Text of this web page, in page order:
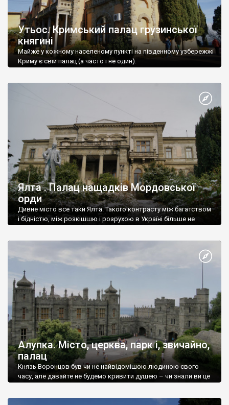
Утьос. Кримський палац грузинської
княгині
Майже у кожному населеному пункті на південному узбережжі
Криму є свій палац (а часто і не один).
Ялта . Палац нащадків Мордовської
орди
Дивне місто все таки Ялта. Такого контрасту між багатством
і бідністю, між розкішшю і розрухою в Україні більше не
Алупка. Місто, церква, парк і, звичайно,
палац
Князь Воронцов був чи не найвідомішою людиною свого
часу, але давайте не будемо кривити душею – чи знали ви це